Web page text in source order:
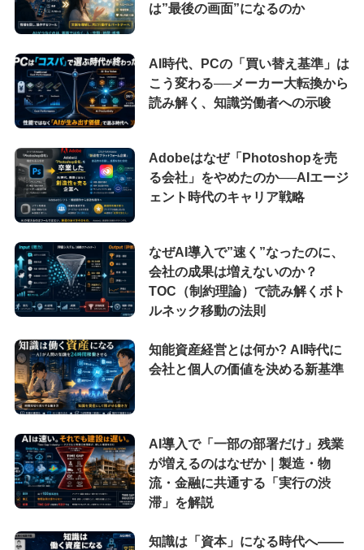
は”最後の画面”になるのか
AI時代、PCの「買い替え基準」は
こう変わる──メーカー大転換から
読み解く、知識労働者への示唆
Adobeはなぜ「Photoshopを売
る会社」をやめたのか──AIエージ
ェント時代のキャリア戦略
なぜAI導入で”速く”なったのに、
会社の成果は増えないのか？
TOC（制約理論）で読み解くボト
ルネック移動の法則
知能資産経営とは何か? AI時代に
会社と個人の価値を決める新基準
AI導入で「一部の部署だけ」残業
が増えるのはなぜか｜製造・物
流・金融に共通する「実行の渋
滞」を解説
知識は「資本」になる時代へ——